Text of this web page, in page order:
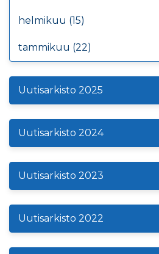
helmikuu (15)
tammikuu (22)
Uutisarkisto 2025
Uutisarkisto 2024
Uutisarkisto 2023
Uutisarkisto 2022